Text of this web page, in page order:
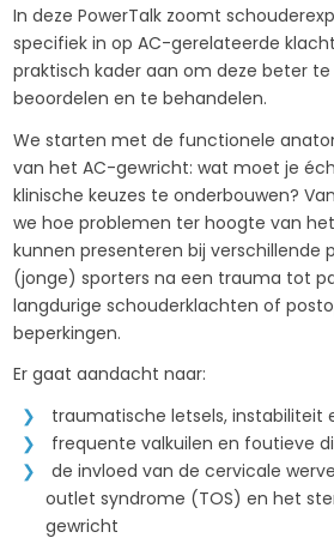
In deze PowerTalk zoomt
specifiek in op AC-gerelateerde
praktisch kader aan om deze beter
beoordelen en te behandelen.
We starten met de functionele
van het AC-gewricht: wat moet je
klinische keuzes te onderbouwen?
we hoe problemen ter hoogte van
kunnen presenteren bij verschillende
(jonge) sporters na een trauma tot
langdurige schouderklachten of
beperkingen.
Er gaat aandacht naar:
traumatische letsels, instabiliteit
frequente valkuilen en foutieve
de invloed van de cervicale
outlet syndrome (TOS) en het
gewricht